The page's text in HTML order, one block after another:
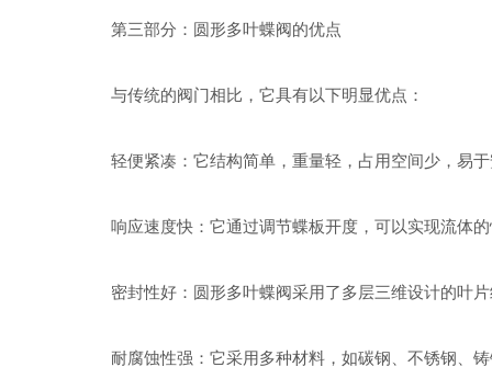
第三部分：圆形多叶蝶阀的优点
与传统的阀门相比，它具有以下明显优点：
轻便紧凑：它结构简单，重量轻，占用空间少，易于
响应速度快：它通过调节蝶板开度，可以实现流体的
密封性好：圆形多叶蝶阀采用了多层三维设计的叶片
耐腐蚀性强：它采用多种材料，如碳钢、不锈钢、铸